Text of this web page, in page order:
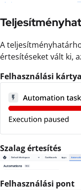
A
értesítéseket vált ki,
Felhasználási kártya
Szalag értesítés
Felhasználási pont